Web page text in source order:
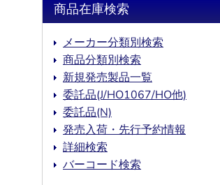
商品在庫検索
メーカー分類別検索
商品分類別検索
新規発売製品一覧
委託品(J/HO1067/HO他)
委託品(N)
発売入荷・先行予約情報
詳細検索
バーコード検索